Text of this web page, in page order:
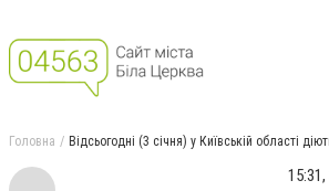
Головна Відсьогодні (3 січня) у Київській області
15:31,